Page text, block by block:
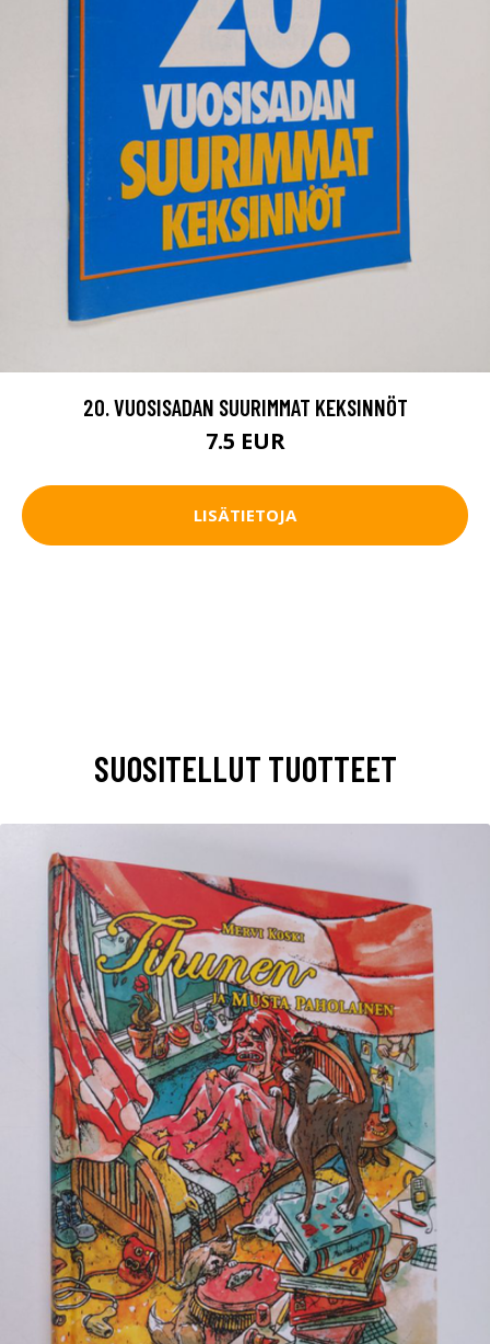
20. VUOSISADAN SUURIMMAT KEKSINNÖT
7.5 EUR
LISÄTIETOJA
SUOSITELLUT TUOTTEET